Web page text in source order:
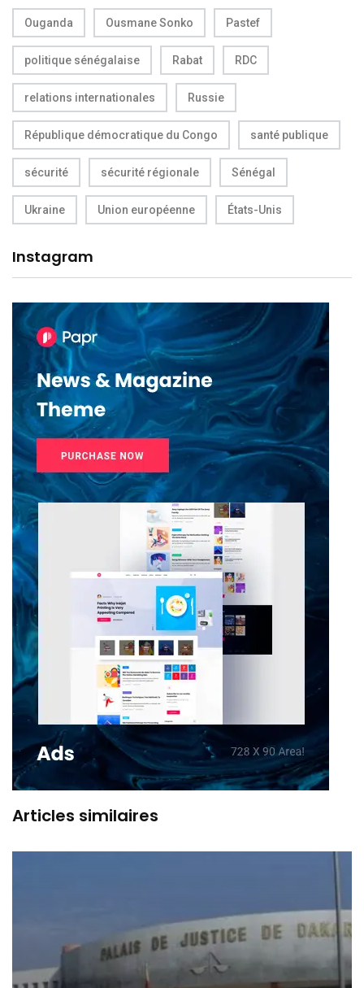
Ouganda Ousmane Sonko Pastef
politique sénégalaise Rabat RDC
relations internationales Russie
République démocratique du Congo santé publique
sécurité sécurité régionale Sénégal
Ukraine Union européenne États-Unis
Instagram
Articles similaires